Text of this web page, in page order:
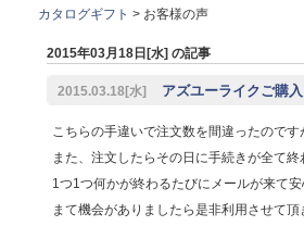
カタログギフト > お客様の声
2015年03月18日[水] の記事
2015.03.18[水] アズユーライクご
こちらの手違いで注文数を間違ったので
また、注文したらその日に手続きが全て
1つ1つ何かが終わるたびにメールが来て安
まて機会がありましたら是非利用させて